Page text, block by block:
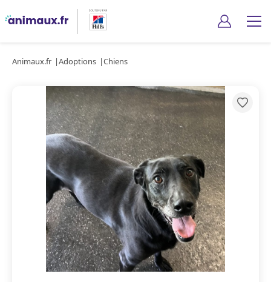
Animaux.fr Adoptions Chiens